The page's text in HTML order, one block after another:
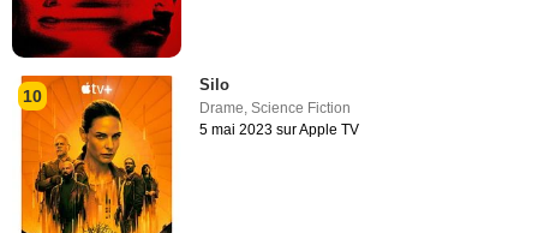
10
Silo
Drame ,Science Fiction
5 mai 2023 sur Apple TV